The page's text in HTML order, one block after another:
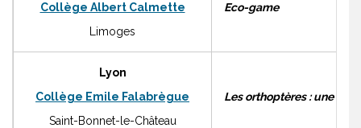
Collège Albert Calmette
Limoges
Eco-game
Lyon
Collège Emile Falabrègue
Saint-Bonnet-le-Château
Les orthoptères : une